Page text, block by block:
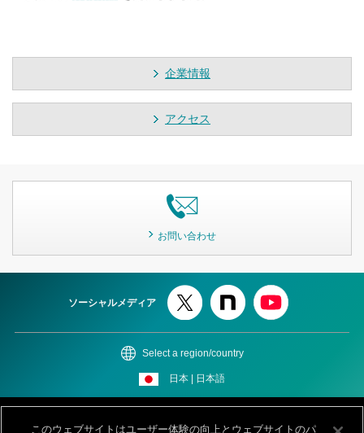
企業情報
アクセス
お問い合わせ
ソーシャルメディア
Select a region/country
日本 | 日本語
このウェブサイトはユーザー体験の向上とウェブサイトのパ